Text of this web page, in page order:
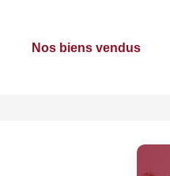
Nos biens vendus